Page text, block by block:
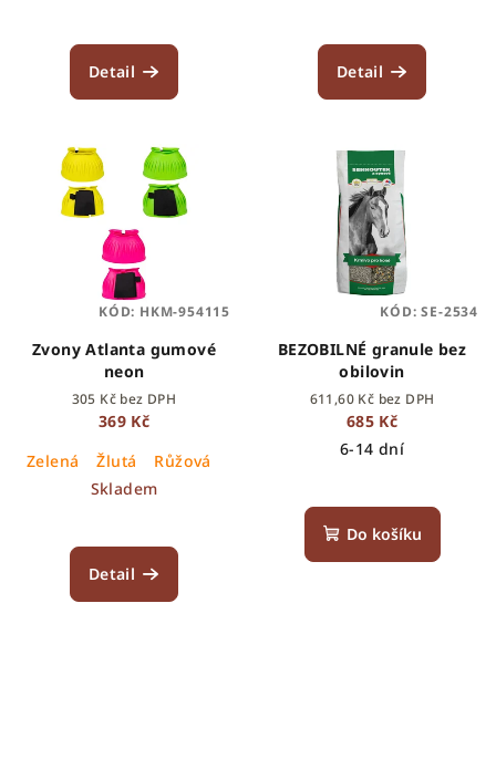
Detail Detail
Zvony Atlanta gumové
neon
305 Kč bez DPH
369 Kč
Zelená
Žlutá
Růžová
Skladem
Detail
KÓD: HKM-954115
BEZOBILNÉ granule bez
obilovin
611,60 Kč bez DPH
685 Kč
6-14 dní
Do košíku
KÓD:SE-2534